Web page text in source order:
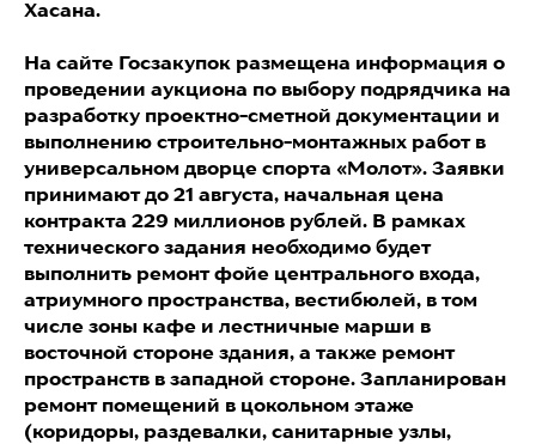
Хасана.
На сайте Госзакупок размещена информация о
проведении аукциона по выбору подрядчика на
разработку проектно-сметной документации и
выполнению строительно-монтажных работ в
универсальном дворце спорта «Молот». Заявки
принимают до 21 августа, начальная цена
контракта 229 миллионов рублей. В рамках
технического задания необходимо будет
выполнить ремонт фойе центрального входа,
атриумного пространства, вестибюлей, в том
числе зоны кафе и лестничные марши в
восточной стороне здания, а также ремонт
пространств в западной стороне. Запланирован
ремонт помещений в цокольном этаже
(коридоры, раздевалки, санитарные узлы,